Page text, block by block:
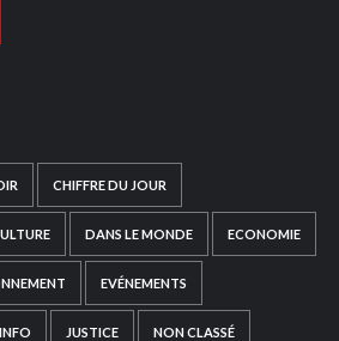
CHIFFRE DU JOUR
DANS LE MONDE ECONOMIE
EVÉNEMENTS
JUSTICE NON CLASSÉ